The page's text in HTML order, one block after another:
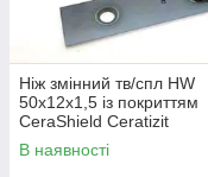
Ніж змінний тв/спл HW
50х12х1,5 із покриттям
CeraShield Ceratizit
(Люксембург)
В наявності